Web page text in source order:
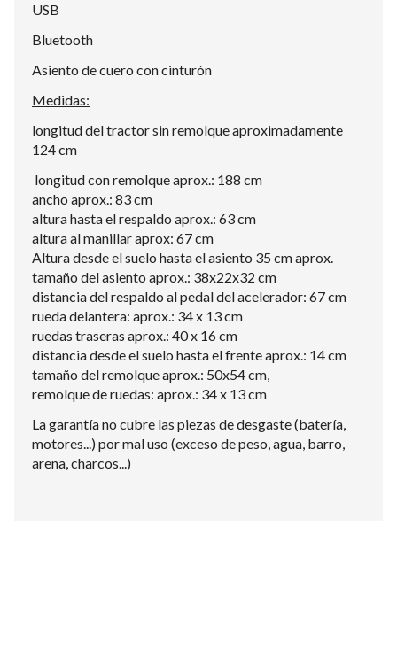
USB
Bluetooth
Asiento de cuero con cinturón
Medidas:
longitud del tractor sin remolque aproximadamente
124 cm
longitud con remolque aprox.: 188 cm
ancho aprox.: 83 cm
altura hasta el respaldo aprox.: 63 cm
altura al manillar aprox: 67 cm
Altura desde el suelo hasta el asiento 35 cm aprox.
tamaño del asiento aprox.: 38x22x32 cm
distancia del respaldo al pedal del acelerador: 67 cm
rueda delantera: aprox.: 34 x 13 cm
ruedas traseras aprox.: 40 x 16 cm
distancia desde el suelo hasta el frente aprox.: 14 cm
tamaño del remolque aprox.: 50x54 cm,
remolque de ruedas: aprox.: 34 x 13 cm
La garantía no cubre las piezas de desgaste (batería,
motores...) por mal uso (exceso de peso, agua, barro,
arena, charcos...)